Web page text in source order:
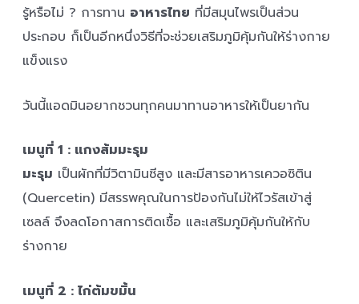
รู้หรือไม่ ? การทาน อาหารไทย ที่มีสมุนไพรเป็นส่วน
ประกอบ ก็เป็นอีกหนึ่งวิธีที่จะช่วยเสริมภูมิคุ้มกันให้ร่างกาย
แข็งแรง
วันนี้แอดมินอยากชวนทุกคนมาทานอาหารให้เป็นยากัน
เมนูที่ 1 : แกงส้มมะรุม
มะรุม เป็นผักที่มีวิตามินซีสูง และมีสารอาหารเควอซิติน
(Quercetin) มีสรรพคุณในการป้องกันไม่ให้ไวรัสเข้าสู่
เซลล์ จึงลดโอกาสการติดเชื้อ และเสริมภูมิคุ้มกันให้กับ
ร่างกาย
เมนูที่ 2 : ไก่ต้มขมิ้น